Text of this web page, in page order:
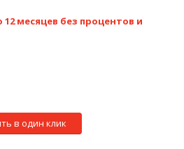
месяцев без процентов и
в один клик